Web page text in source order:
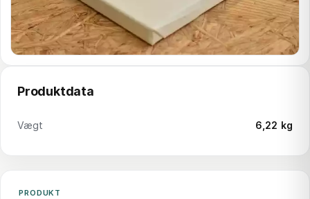
Produktdata
Vægt 6,22 kg
PRODUKT